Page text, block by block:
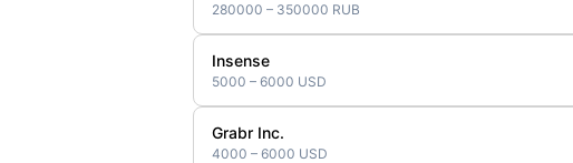
280000 – 350000 RUB
Insense
5000 – 6000 USD
Grabr Inc.
4000 – 6000 USD